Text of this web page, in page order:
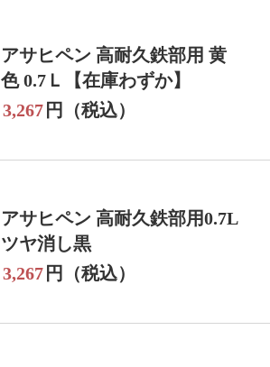
アサヒペン 高耐久鉄部用 黄
色 0.7Ｌ【在庫わずか】
3,267 円（税込）
アサヒペン 高耐久鉄部用0.7L
ツヤ消し黒
3,267 円（税込）